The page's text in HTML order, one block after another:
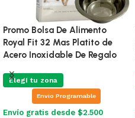
Promo Bolsa De Alimento
Royal Fit 32 Mas Platito de
Acero Inoxidable De Regalo
Elegí tu zona
Envio Programable
Envío gratis desde $2.500